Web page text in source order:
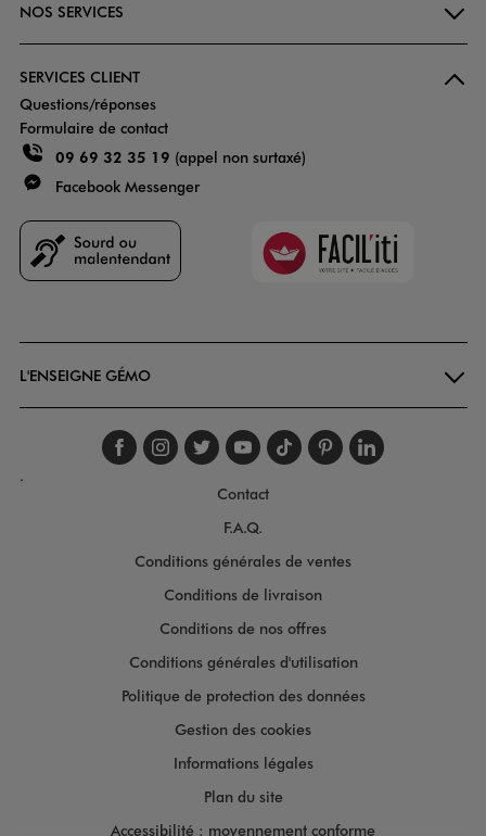
NOS SERVICES
SERVICES CLIENT
Questions/réponses
Formulaire de contact
09 69 32 35 19 (appel non surtaxé)
Facebook Messenger
Faciliti
L'ENSEIGNE GÉMO
Suivez-nous sur
Suivez-nous sur
Suivez-nous sur
Suivez-nous
Suivez-nous
Suivez-
.
Contact
F.A.Q.
Conditions générales de ventes
Conditions de livraison
Conditions de nos offres
Conditions générales d'utilisation
Politique de protection des données
Gestion des cookies
Informations légales
Plan du site
Accessibilité : moyennement conforme